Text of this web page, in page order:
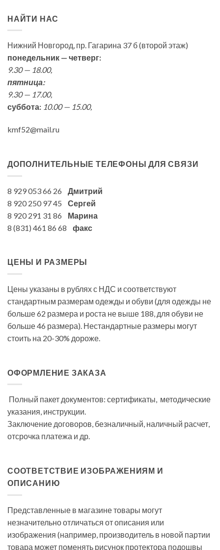
НАЙТИ НАС
Нижний Новгород, пр. Гагарина 37 б (второй этаж)
понедельник — четверг:
9.30 — 18.00,
пятница:
9.30 — 17.00,
суббота: 10.00 — 15.00,
kmf52@mail.ru
ДОПОЛНИТЕЛЬНЫЕ ТЕЛЕФОНЫ ДЛЯ СВЯЗИ
8 929 053 66 26 Дмитрий
8 920 250 97 45 Сергей
8 920 291 31 86 Марина
8 (831) 461 86 68 факс
ЦЕНЫ И РАЗМЕРЫ
Цены указаны в рублях с НДС и соответствуют
стандартным размерам одежды и обуви (для одежды не
больше 62 размера и роста не выше 188, для обуви не
больше 46 размера). Нестандартные размеры могут
стоить на 20-30% дороже.
ОФОРМЛЕНИЕ ЗАКАЗА
Полный пакет документов: сертификаты, методические
указания, инструкции.
Заключение договоров, безналичный, наличный расчет,
отсрочка платежа и др.
СООТВЕТСТВИЕ ИЗОБРАЖЕНИЯМ И
ОПИСАНИЮ
Представленные в магазине товары могут
незначительно отличаться от описания или
изображения (например, производитель в новой партии
товара может поменять рисунок протектора подошвы